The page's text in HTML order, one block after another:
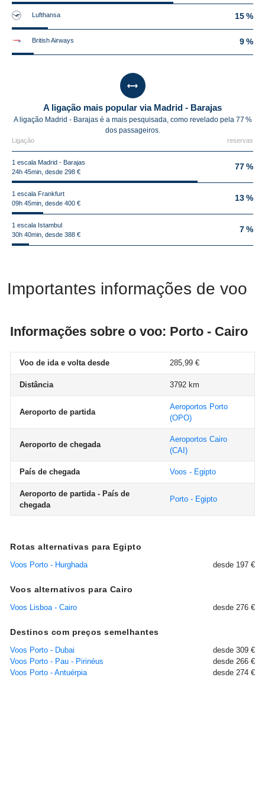
Lufthansa 15 %
British Airways 9 %
A ligação mais popular via Madrid - Barajas
A ligação Madrid - Barajas é a mais pesquisada, como revelado pela 77 %
dos passageiros.
Ligação reservas
1 escala Madrid - Barajas
24h 45min, desde 298 €
77 %
1 escala Frankfurt
09h 45min, desde 400 €
13 %
1 escala Istambul
30h 40min, desde 388 €
7 %
Importantes informações de voo
Informações sobre o voo: Porto - Cairo
Voo de ida e volta desde 285,99 €
Distância 3792 km
Aeroporto de partida
Aeroportos Porto
(OPO)
Aeroporto de chegada
Aeroportos Cairo
(CAI)
País de chegada Voos - Egipto
Aeroporto de partida - País de
chegada
Porto - Egipto
Rotas alternativas para Egipto
Voos Porto - Hurghada desde 197 €
Voos alternativos para Cairo
Voos Lisboa - Cairo desde 276 €
Destinos com preços semelhantes
Voos Porto - Dubai
desde 309 €
Voos Porto - Pau - Pirinéus
desde 266 €
Voos Porto - Antuérpia
desde 274 €